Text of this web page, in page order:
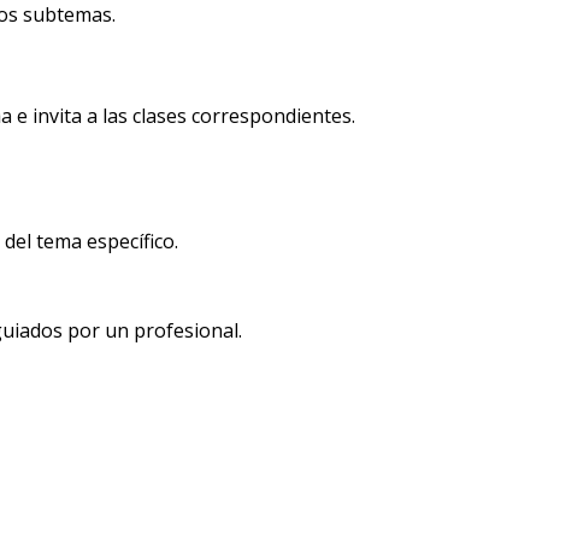
subtemas.
invita a las clases correspondientes.
tema específico.
por un profesional.